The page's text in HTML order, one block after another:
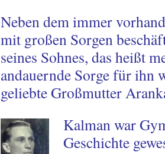
Neben dem immer
mit großen Sorgen
seines Sohnes, das heißt
andauernde Sorge für ihn
geliebte Großmutter
Kalman war
Geschichte